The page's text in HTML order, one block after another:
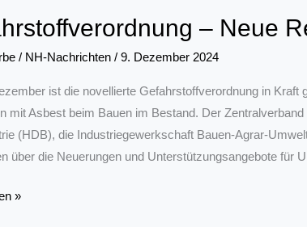
– Neue
/ NH-Nachrichten / 9. Dezember 2024
ist die novellierte Gefahrstoffverordnung in
mit Asbest beim Bauen im Bestand. Der
(HDB), die Industriegewerkschaft Bauen-Agrar-
über die Neuerungen und Unterstützungsangebote für
»